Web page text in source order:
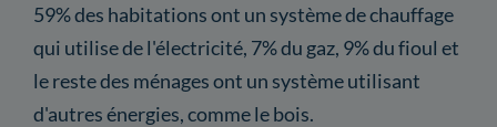
59% des habitations ont un système de chauffage
qui utilise de l'électricité, 7% du gaz, 9% du fioul et
le reste des ménages ont un système utilisant
d'autres énergies, comme le bois.